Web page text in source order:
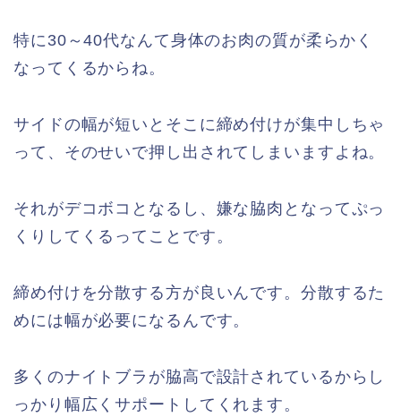
特に30～40代なんて身体のお肉の質が柔らかく
なってくるからね。
サイドの幅が短いとそこに締め付けが集中しちゃ
って、そのせいで押し出されてしまいますよね。
それがデコボコとなるし、嫌な脇肉となってぷっ
くりしてくるってことです。
締め付けを分散する方が良いんです。分散するた
めには幅が必要になるんです。
多くのナイトブラが脇高で設計されているからし
っかり幅広くサポートしてくれます。